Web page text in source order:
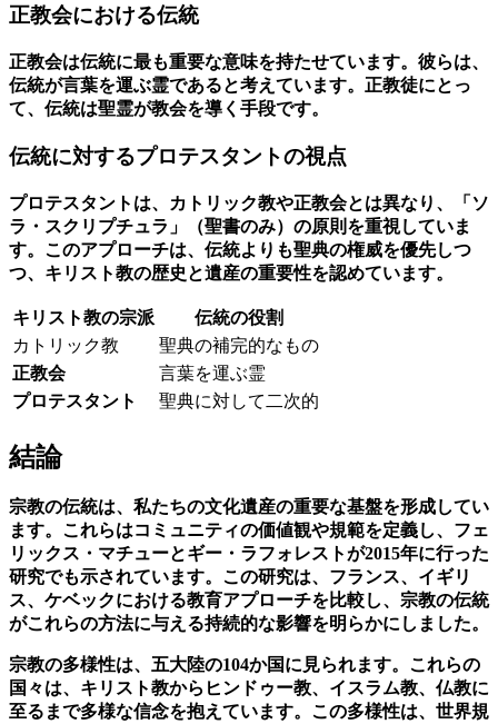
正教会における伝統
正教会は伝統に最も重要な意味を持たせています。彼らは、
伝統が言葉を運ぶ霊であると考えています。正教徒にとっ
て、伝統は聖霊が教会を導く手段です。
伝統に対するプロテスタントの視点
プロテスタント は、 カトリック教や正教会とは異なり、「ソ
ラ・スクリプチュラ」（聖書のみ）の原則を重視していま
す。このアプローチは、伝統よりも聖典の権威を優先しつ
つ、キリスト教の歴史と遺産の重要性を認めています。
キリスト教の宗派
伝統の役割
カトリック教
聖典の補完的なもの
正教会
言葉を運ぶ霊
プロテスタント
聖典に対して二次的
結論
宗教の伝統は、私たちの文化遺産の重要な基盤を形成してい
ます。これらはコミュニティの価値観や規範を定義し、フェ
リックス・マチューとギー・ラフォレストが2015年に行った
研究でも示されています。この研究は、フランス、イギリ
ス、ケベックにおける教育アプローチを比較し、宗教の伝統
がこれらの方法に与える持続的な影響を明らかにしました。
宗教の多様性は、五大陸の104か国に見られます。これらの
国々は、キリスト教からヒンドゥー教、イスラム教、仏教に
至るまで多様な信念を抱えています。この多様性は、世界規